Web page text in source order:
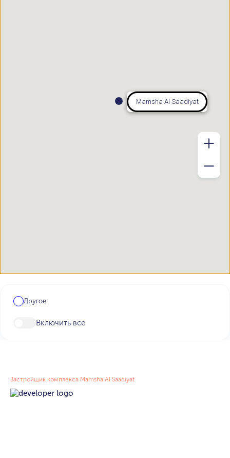
Mamsha Al Saadiyat
Другое
Включить все
Застройщик комплекса Mamsha Al Saadiyat